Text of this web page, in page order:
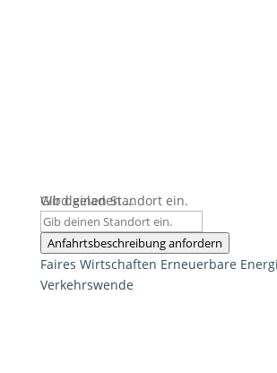
Wird geladen …
Gib deinen Standort ein.
Anfahrtsbeschreibung anfordern
Faires Wirtschaften Erneuerbare
Verkehrswende